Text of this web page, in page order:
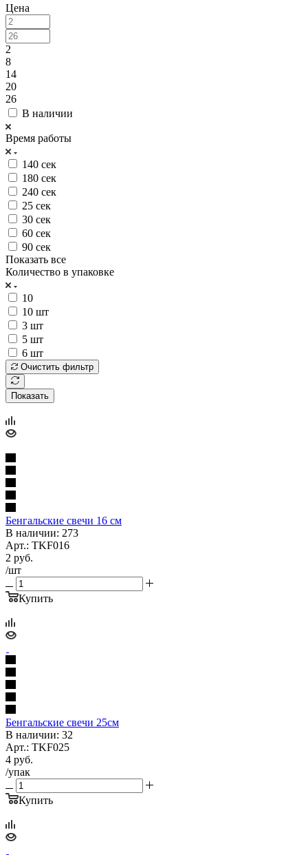
Цена
2
8
14
20
26
В наличии
Время работы
140 сек
180 сек
240 сек
25 сек
30 сек
60 сек
90 сек
Показать все
Количество в упаковке
10
10 шт
3 шт
5 шт
6 шт
Очистить фильтр
Показать
Бенгальские свечи 16 см
В наличии: 273
Арт.: TKF016
2 руб.
/шт
Купить
Бенгальские свечи 25см
В наличии: 32
Арт.: TKF025
4 руб.
/упак
Купить